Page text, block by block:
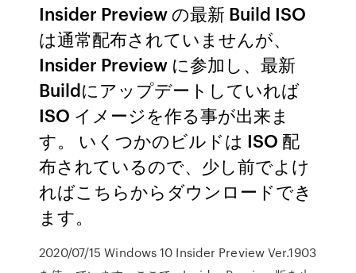
Insider Preview の最新 Build ISO
は通常配布されていませんが、
Insider Preview に参加し、最新
Buildにアップデートしていれば
ISO イメージを作る事が出来ま
す。 いくつかのビルドは ISO 配
布されているので、少し前でよけ
ればこちらからダウンロードでき
ます。
2020/07/15 Windows 10 Insider Preview Ver.1903